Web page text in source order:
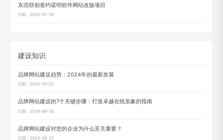
东浩联创签约诺明软件网站改版项目
日期：2020-07-28
建设知识
品牌网站建设趋势：2024年的最新发展
日期：2024-09-02
品牌网站建设的7个关键步骤：打造卓越在线形象的指南
日期：2024-08-30
品牌网站建设对您的企业为什么至关重要？
日期：2024-08-27